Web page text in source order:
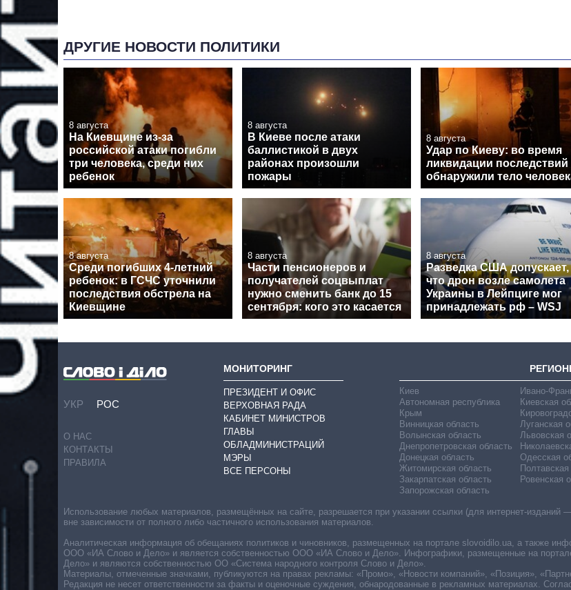
ДРУГИЕ НОВОСТИ ПОЛИТИКИ
8 августа
На Киевщине из-за
российской атаки погибли
три человека, среди них
ребенок
8 августа
В Киеве после атаки
баллистикой в двух
районах произошли
пожары
8 августа
Удар по Киеву: во время
ликвидации последствий
обнаружили тело
8 августа
Среди погибших 4-летний
ребенок: в ГСЧС уточнили
последствия обстрела на
Киевщине
8 августа
Части пенсионеров и
получателей соцвыплат
нужно сменить банк до 15
сентября: кого это касается
8 августа
Разведка США допускает,
что дрон возле самолета
Украины в Лейпциге мог
принадлежать рф – WSJ
УКР РОС
О НАС
КОНТАКТЫ
ПРАВИЛА
МОНИТОРИНГ
ПРЕЗИДЕНТ И ОФИС
ВЕРХОВНАЯ РАДА
КАБИНЕТ МИНИСТРОВ
ГЛАВЫ
ОБЛАДМИНИСТРАЦИЙ
МЭРЫ
ВСЕ ПЕРСОНЫ
Киев
Автономная республика
Крым
Винницкая область
Волынская область
Днепропетровская область
Донецкая область
Житомирская область
Закарпатская область
Запорожская область
Ивано-
Киевская
Луганская
Львовская
Одесская
Полтавская
Ровенская
Использование любых материалов, размещённых на сайте, разрешается при указании ссылки (для интернет-изданий
вне зависимости от полного либо частичного использования материалов.
Аналитическая информация об обещаниях политиков и чиновников, размещенных на портале slovoidilo.ua, а также
ООО «ИА Слово и Дело» и является собственностью ООО «ИА Слово и Дело». Инфографики, размещенные на
Дело» и являются собственностью ОО «Система народного контроля Слово и Дело».
Материалы, отмеченные значками, публикуются на правах рекламы: «Промо», «Новости компаний», «Позиция»,
Редакция не несет ответственности за факты и оценочные суждения, обнародованные в рекламных материалах.